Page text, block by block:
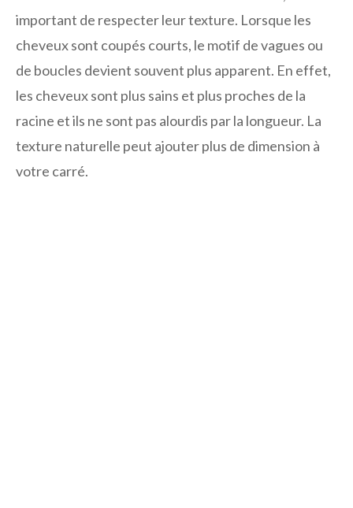
important de respecter leur texture. Lorsque les
cheveux sont coupés courts, le motif de vagues ou
de boucles devient souvent plus apparent. En effet,
les cheveux sont plus sains et plus proches de la
racine et ils ne sont pas alourdis par la longueur. La
texture naturelle peut ajouter plus de dimension à
votre carré.